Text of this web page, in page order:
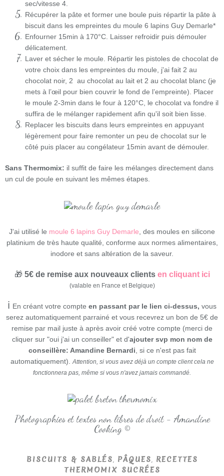
sec/vitesse 4.
Récupérer la pâte et former une boule puis répartir la pâte à
biscuit dans les empreintes du moule 6 lapins Guy Demarle*
Enfourner 15min à 170°C. Laisser refroidir puis démouler
délicatement.
Laver et sécher le moule. Répartir les pistoles de chocolat de
votre choix dans les empreintes du moule, j'ai fait 2 au
chocolat noir, 2 au chocolat au lait et 2 au chocolat blanc (je
mets à l’œil pour bien couvrir le fond de l’empreinte). Placer
le moule 2-3min dans le four à 120°C, le chocolat va fondre il
suffira de le mélanger rapidement afin qu'il soit bien lisse.
Replacer les biscuits dans leurs empreintes en appuyant
légèrement pour faire remonter un peu de chocolat sur le
côté puis placer au congélateur 15min avant de démouler.
Sans Thermomix: il suffit de faire les mélanges directement dans
un cul de poule en suivant les mêmes étapes.
J'ai utilisé le moule 6 lapins Guy Demarle , des moules en silicone
platinium de très haute qualité, conforme aux normes alimentaires,
inodore et sans altération de la saveur.
🎁 5€ de remise aux nouveaux clients en cliquant ici
(valable en France et Belgique)
ℹ En créant votre compte en passant par le lien ci-dessus, vous
serez automatiquement parrainé et vous recevrez un bon de 5€ de
remise par mail juste à après avoir créé votre compte (merci de
cliquer sur "oui j'ai un conseiller" et d'ajouter svp mon nom de
conseillère: Amandine Bernardi , si ce n'est pas fait
automatiquement).
Attention, si vous avez déjà un compte client cela ne
fonctionnera pas, même si vous n'avez jamais commandé.
Photographies et textes non libres de droit - Amandine
Cooking ©
BISCUITS & SABLÉS, PÂQUES, RECETTES
THERMOMIX SUCRÉES